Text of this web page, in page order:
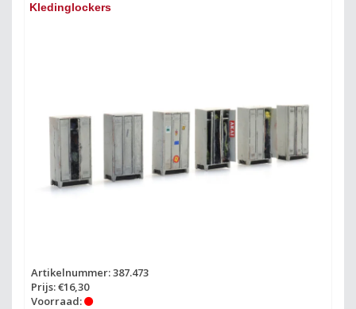
Kledinglockers
Artikelnummer: 387.473
Prijs: €16,30
Voorraad: